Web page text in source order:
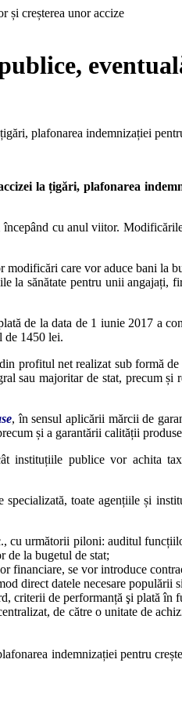
plafonarea indemnizației
la țigări, plafonarea
cu anul viitor.
modificări care vor aduce bani la
la sănătate pentru unii
de la data de 1 iunie 2017 a
de 1450 lei.
profitul net realizat sub formă de
sau majoritar de stat, precum
, în sensul aplicării mărcii de
și a garantării calității
instituțiile publice vor achita
toate agențiile și
următorii piloni: auditul
de la bugetul de stat;
se vor introduce
direct datele necesare
criterii de performanță şi plată în
de către o unitate de
indemnizației pentru